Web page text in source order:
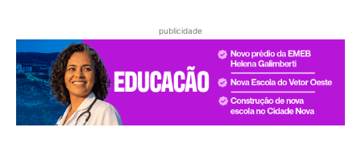
publicidade